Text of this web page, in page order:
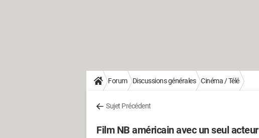
Forum Discussions générales Cinéma / Télé
Sujet Précédent
Film NB américain avec un seul acteur